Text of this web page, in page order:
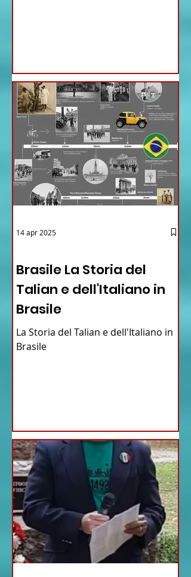
Brasile La Storia del
Talian e dell'Italiano in
Brasile
La Storia del Talian e dell'Italiano in
Brasile
14 apr 2025